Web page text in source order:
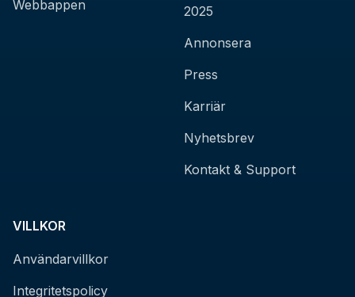
Webbappen
2025
Annonsera
Press
Karriär
Nyhetsbrev
Kontakt & Support
VILLKOR
Användarvillkor
Integritetspolicy